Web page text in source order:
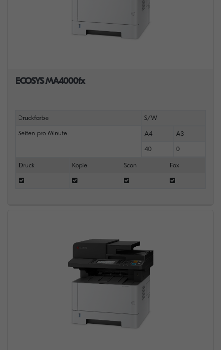
ECOSYS MA4000fx
Druckfarbe S/W
Seiten pro Minute A4 A3
40 0
Druck Kopie Scan Fax